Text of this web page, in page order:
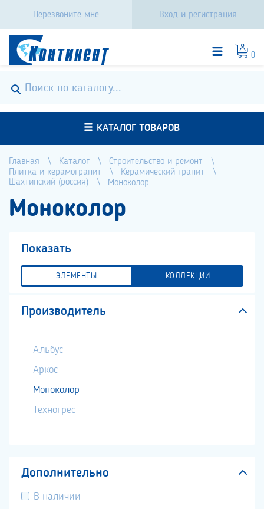
Перезвоните мне Вход и регистрация
0
КАТАЛОГ ТОВАРОВ
Главная Каталог
Строительство и ремонт
Плитка и керамогранит
Керамический гранит
Шахтинский (россия)
Моноколор
Моноколор
Показать
ЭЛЕМЕНТЫ КОЛЛЕКЦИИ
Производитель
Альбус
Аркос
Моноколор
Техногрес
Дополнительно
В наличии